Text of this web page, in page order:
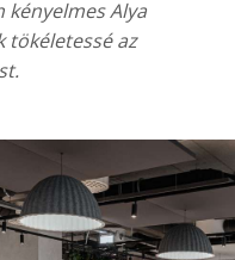
Alya
tökéletessé az